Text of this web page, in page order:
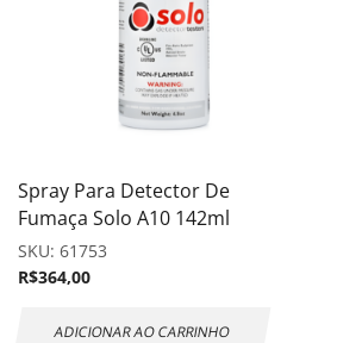
Spray Para Detector De
Fumaça Solo A10 142ml
SKU: 61753
R$364,00
ADICIONAR AO CARRINHO